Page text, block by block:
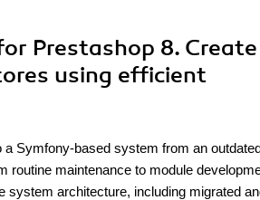
Prestashop 8. Create
using efficient
Symfony-based system from an
routine maintenance to module
system architecture, including migrated